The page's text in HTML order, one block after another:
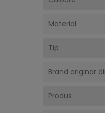
Material
Tip
Brand originar
Produs